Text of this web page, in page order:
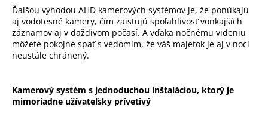
Ďalšou výhodou AHD kamerových systémov je, že ponúkajú
aj vodotesné kamery, čím zaisťujú spoľahlivosť vonkajších
záznamov aj v daždivom počasí. A vďaka nočnému videniu
môžete pokojne spať s vedomím, že váš majetok je aj v noci
neustále chránený.
Kamerový systém s jednoduchou inštaláciou, ktorý je
mimoriadne užívateľsky prívetivý